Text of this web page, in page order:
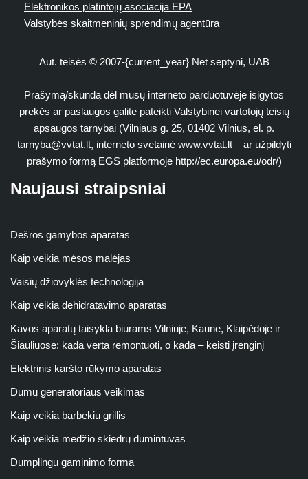
Elektronikos platintojų asociacija EPA
Valstybės skaitmeninių sprendimų agentūra
Aut. teisės © 2007-{current_year} Net septyni, UAB
Prašymą/skundą dėl mūsų interneto parduotuvėje įsigytos
prekės ar paslaugos galite pateikti Valstybinei vartotojų teisių
apsaugos tarnybai (Vilniaus g. 25, 01402 Vilnius, el. p.
tarnyba@vvtat.lt, interneto svetainė www.vvtat.lt – ar užpildyti
prašymo formą EGS platformoje http://ec.europa.eu/odr/)
Naujausi straipsniai
Dešros gamybos aparatas
Kaip veikia mėsos malėjas
Vaisių džiovyklės technologija
Kaip veikia dehidratavimo aparatas
Kavos aparatų taisykla biurams Vilniuje, Kaune, Klaipėdoje ir
Šiauliuose: kada verta remontuoti, o kada – keisti įrenginį
Elektrinis karšto rūkymo aparatas
Dūmų generatoriaus veikimas
Kaip veikia barbekiu grillis
Kaip veikia medžio skiedrų dūmintuvas
Dumplingu gaminimo forma